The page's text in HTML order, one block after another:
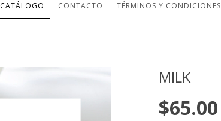
CATÁLOGO CONTACTO TÉRMINOS Y CONDICIONES
MILK
$65.00